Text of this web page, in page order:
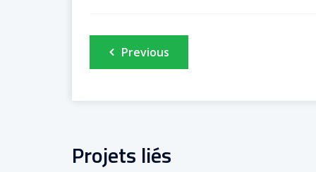
Navigation
de
l’article
Previous
Projets liés